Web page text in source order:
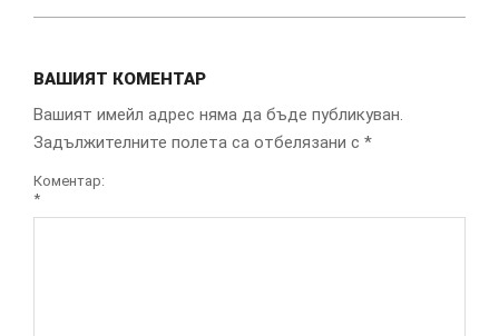
ВАШИЯТ КОМЕНТАР
Вашият имейл адрес няма да бъде публикуван.
Задължителните полета са отбелязани с *
Коментар:
*